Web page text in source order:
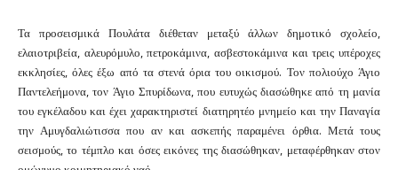
Τα προσεισμικά Πουλάτα διέθεταν μεταξύ άλλων δημοτικό σχολείο,
ελαιοτριβεία, αλευρόμυλο, πετροκάμινα, ασβεστοκάμινα και τρεις υπέροχες
εκκλησίες, όλες έξω από τα στενά όρια του οικισμού. Τον πολιούχο Άγιο
Παντελεήμονα, τον Άγιο Σπυρίδωνα, που ευτυχώς διασώθηκε από τη μανία
του εγκέλαδου και έχει χαρακτηριστεί διατηρητέο μνημείο και την Παναγία
την Αμυγδαλιώτισσα που αν και ασκεπής παραμένει όρθια. Μετά τους
σεισμούς, το τέμπλο και όσες εικόνες της διασώθηκαν, μεταφέρθηκαν στον